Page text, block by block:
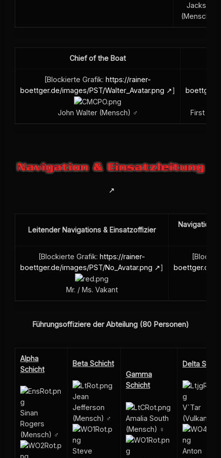
Jackson
(Mensch) ♂
Chief of the Boat
[Blockierte Grafik: https://rainer-
boettger.de/images/PST/Walter_Avatar.png
]
John Walter (Mensch) ♂ First
Leitender Navigations & Einsatzoffizier
Navigations
[Blockierte Grafik: https://rainer-
boettger.de/images/PST/No_Avatar.png
]
Mr. / Ms. Vakant
boettger.de/
Führungsoffiziere der Abteilung (80 Personen)
Alpha
Schicht
Sinan
Rogers
(Mensch) ♂
Beta Schicht
Jean
Jefferson
(Mensch) ♂
Steve
Gamma
Schicht
Amalia South
(Mensch) ♀
Delta
V`Tar
(Vulkanier)
Anton